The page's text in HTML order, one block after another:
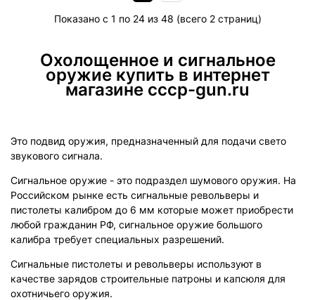
Показано с 1 по 24 из 48 (всего 2 страниц)
Охолощенное и сигнальное
оружие купить в интернет
магазине cccp-gun.ru
Это подвид оружия, предназначенный для подачи свето
звукового сигнала.
Сигнальное оружие - это подраздел шумового оружия. На
Российском рынке есть сигнальные револьверы и
пистолеты калибром до 6 мм которые может приобрести
любой гражданин РФ, сигнальное оружие большого
калибра требует специальных разрешений.
Сигнальные пистолеты и револьверы используют в
качестве зарядов строительные патроны и капсюля для
охотничьего оружия.